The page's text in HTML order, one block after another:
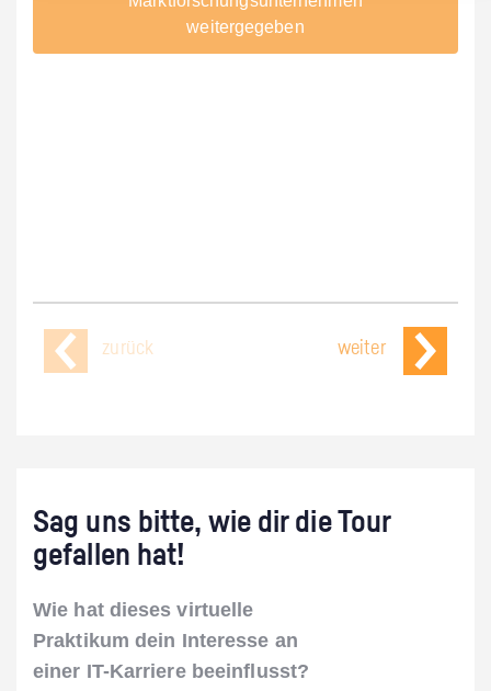
zurück weiter
Sag uns bitte, wie dir die Tour
gefallen hat!